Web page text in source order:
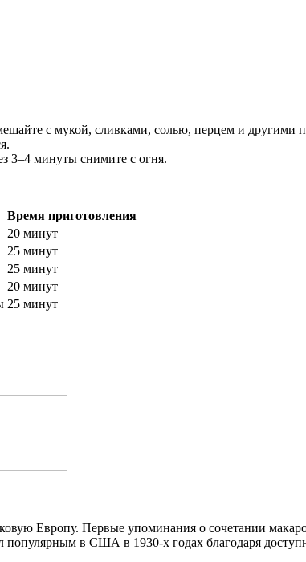
с мукой, сливками, солью, перцем и другими
3–4 минуты снимите с огня.
Время приготовления
20 минут
25 минут
25 минут
20 минут
25 минут
Европу. Первые упоминания о сочетании
в США в 1930-х годах благодаря